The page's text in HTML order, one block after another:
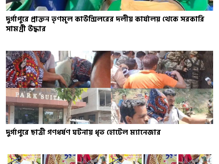
দুর্গাপুরে প্রাক্তন তৃণমূল কাউন্সিলরের দলীয় কার্যালয় থেকে সরকারি
সামগ্রী উদ্ধার
দুর্গাপুরে ছাত্রী গণধর্ষণ ঘটনায় ধৃত হোটেল ম্যানেজার